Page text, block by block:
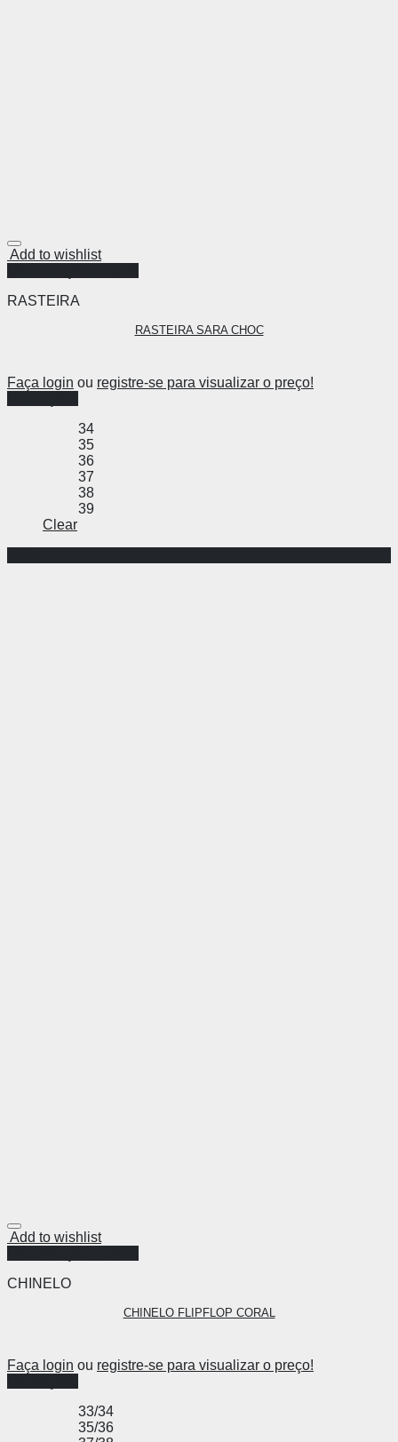
Add to wishlist
RASTEIRA
RASTEIRA SARA CHOC
Faça login ou registre-se para visualizar o preço!
34
35
36
37
38
39
Clear
Add to wishlist
CHINELO
CHINELO FLIPFLOP CORAL
Faça login ou registre-se para visualizar o preço!
33/34
35/36